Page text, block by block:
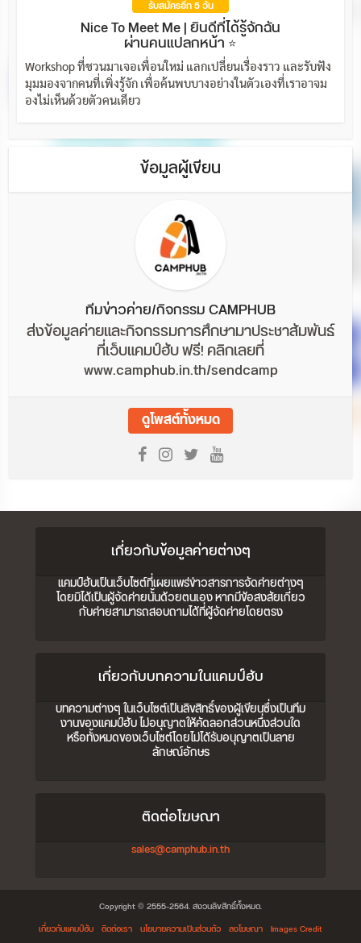
รับสมัครอีก 5 วัน
Nice To Meet Me | ยินดีที่ได้รู้จักฉัน
ผ่านคนแปลกหน้า ⭐
Workshop ที่ชวนมาเจอเพื่อนใหม่ แลกเปลี่ยนเรื่องราว และรับฟัง
มุมมองจากคนที่เพิ่งรู้จัก เพื่อค้นพบบางอย่างในตัวเองที่เราอาจม
องไม่เห็นด้วยตัวคนเดียว
ข้อมูลผู้เขียน
ทีมข่าวค่าย/กิจกรรม CAMPHUB
ส่งข้อมูลค่ายและกิจกรรมการศึกษามาประชาสัมพันธ์
ที่เว็บแคมป์ฮับ ฟรี! คลิกเลยที่
www.camphub.in.th/sendcamp
ดูโพสต์ทั้งหมด
เกี่ยวกับข้อมูลค่ายต่างๆ
แคมป์ฮับเป็นเว็บไซต์ที่เผยแพร่ข่าวสารการจัดค่ายต่างๆ
โดยมิได้เป็นผู้จัดค่ายนั้นด้วยตนเอง หากมีข้อสงสัยเกี่ยว
กับค่ายสามารถสอบถามได้ที่ผู้จัดค่ายโดยตรง
เกี่ยวกับบทความในแคมป์ฮับ
บทความต่างๆ ในเว็บไซต์เป็นลิขสิทธิ์ของผู้เขียนซึ่งเป็นทีม
งานของแคมป์ฮับ ไม่อนุญาตให้คัดลอกส่วนหนึ่งส่วนใด
หรือทั้งหมดของเว็บไซต์โดยไม่ได้รับอนุญาตเป็นลาย
ลักษณ์อักษร
ติดต่อโฆษณา
sales@camphub.in.th
Copyright © 2555-2564. สงวนลิขสิทธิ์ทั้งหมด.
เกี่ยวกับแคมป์ฮับ ติดต่อเรา นโยบายความเป็นส่วนตัว ลงโฆษณา Images Credit